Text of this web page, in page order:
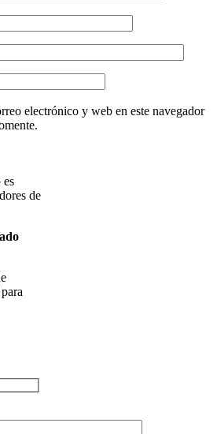
electrónico y web en este navegador
es
de